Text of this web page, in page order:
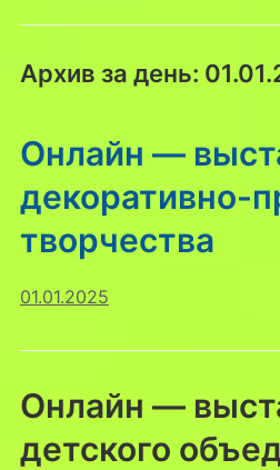
Архив за день:
Онлайн —
декоративно-
творчества
01.01.2025
Онлайн —
детского